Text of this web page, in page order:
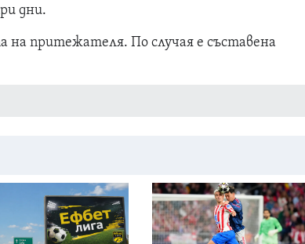
дни.
притежателя. По случая е съставена